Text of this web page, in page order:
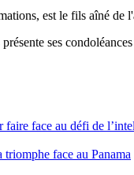
est le fils aîné de
ses
face au défi de
face au Panama